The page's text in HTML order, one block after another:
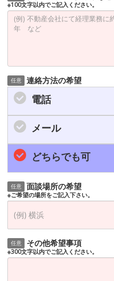
※100文字以内でご記入ください。
任意 連絡方法の希望
電話
メール
どちらでも可
任意 面談場所の希望
※ご希望の場所をご記入下さい。
任意 その他希望事項
※300文字以内でご記入ください。